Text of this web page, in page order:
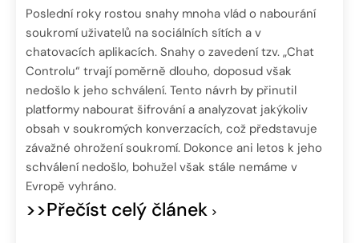
Poslední roky rostou snahy mnoha vlád o nabourání
soukromí uživatelů na sociálních sítích a v
chatovacích aplikacích. Snahy o zavedení tzv. „Chat
Controlu“ trvají poměrně dlouho, doposud však
nedošlo k jeho schválení. Tento návrh by přinutil
platformy nabourat šifrování a analyzovat jakýkoliv
obsah v soukromých konverzacích, což představuje
závažné ohrožení soukromí. Dokonce ani letos k jeho
schválení nedošlo, bohužel však stále nemáme v
Evropě vyhráno.
>>Přečíst celý článek